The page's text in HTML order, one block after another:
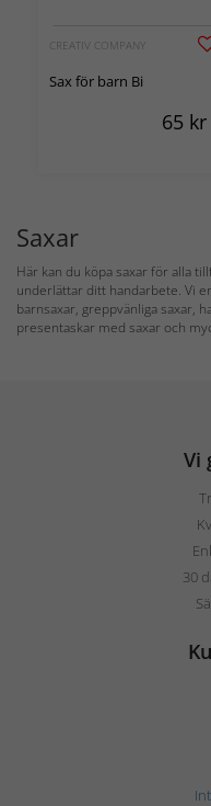
CREATIV COMPANY
Sax för barn Bi
65 kr
Saxar
Här kan du köpa saxar för alla
underlättar ditt handarbete. Vi
barnsaxar, greppvänliga saxar,
presentaskar med saxar och
Vi
30